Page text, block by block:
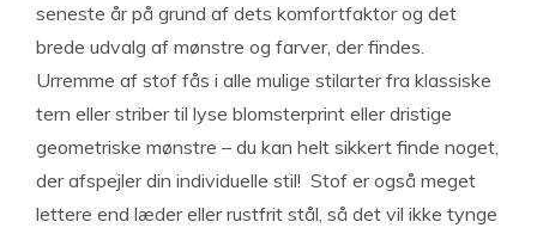
seneste år på grund af dets komfortfaktor og det
brede udvalg af mønstre og farver, der findes.
Urremme af stof fås i alle mulige stilarter fra klassiske
tern eller striber til lyse blomsterprint eller dristige
geometriske mønstre – du kan helt sikkert finde noget,
der afspejler din individuelle stil! Stof er også meget
lettere end læder eller rustfrit stål, så det vil ikke tynge